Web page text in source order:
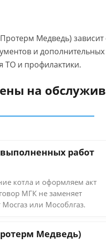
Медведь) зависит
и
ТО и профилактики.
на
работ
котла и оформляем акт
МГК не заменяет
или Мособлгаз.
Медведь)